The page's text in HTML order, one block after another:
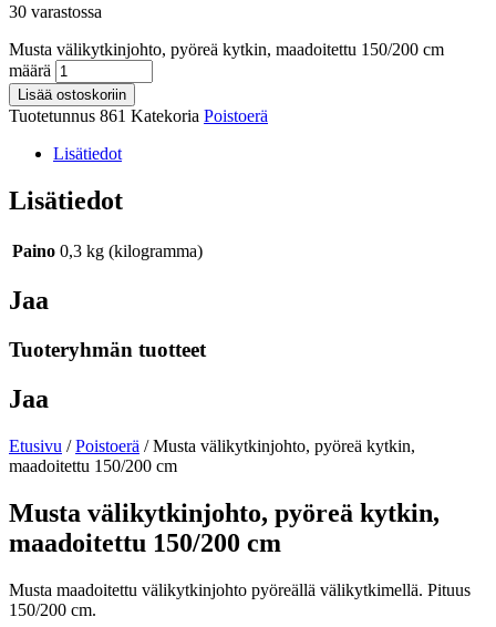
30 varastossa
Musta välikytkinjohto, pyöreä kytkin, maadoitettu 150/200 cm
määrä
Lisää ostoskoriin
Tuotetunnus 861 Katekoria Poistoerä
Lisätiedot
Lisätiedot
Paino 0,3 kg (kilogramma)
Jaa
Tuoteryhmän tuotteet
Jaa
Etusivu /Poistoerä / Musta välikytkinjohto, pyöreä kytkin,
maadoitettu 150/200 cm
Musta välikytkinjohto, pyöreä kytkin,
maadoitettu 150/200 cm
Musta maadoitettu välikytkinjohto pyöreällä välikytkimellä. Pituus
150/200 cm.